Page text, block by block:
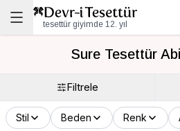
tesettür giyimde 12. yıl
Sure Tesettür
Filtrele
Stil Beden Renk